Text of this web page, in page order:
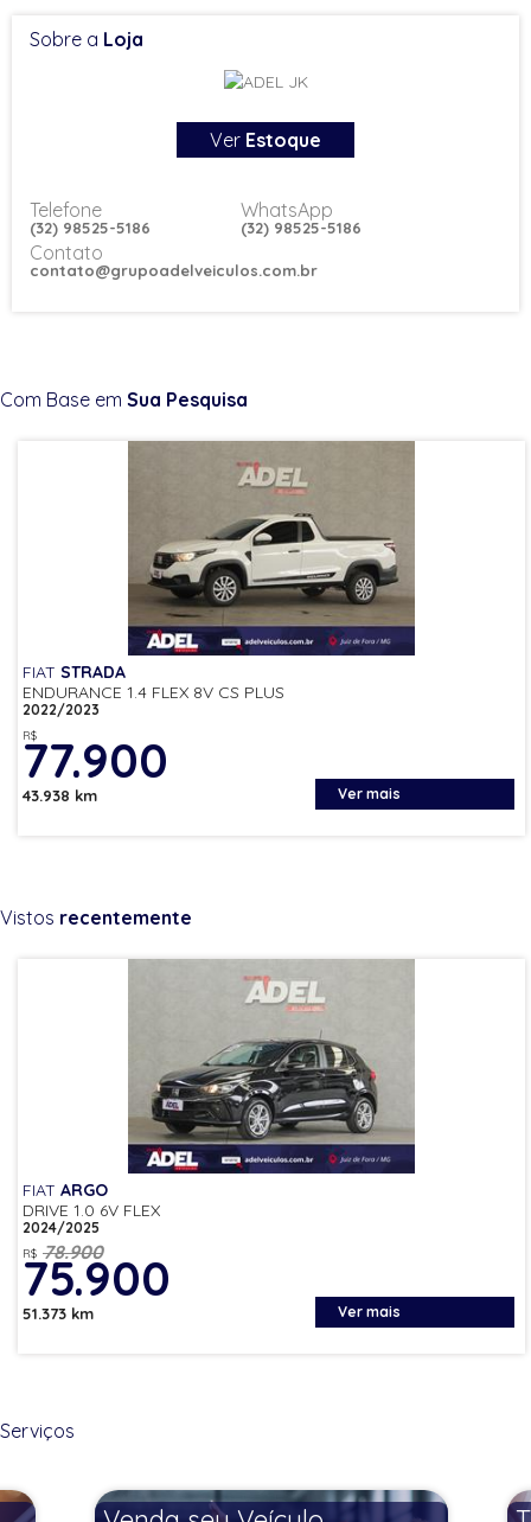
Sobre a Loja
Ver Estoque
Telefone
(32) 98525-5186
Contato
contato@grupoadelveiculos.com.br
WhatsApp
(32) 98525-5186
Com Base em Sua Pesquisa
FIAT STRADA
ENDURANCE 1.4 FLEX 8V CS PLUS
2022/2023
R$
77.900
Ver mais
43.938 km
Vistos recentemente
FIAT ARGO
DRIVE 1.0 6V FLEX
2024/2025
R$ 78.900
75.900
Ver mais
51.373 km
Serviços